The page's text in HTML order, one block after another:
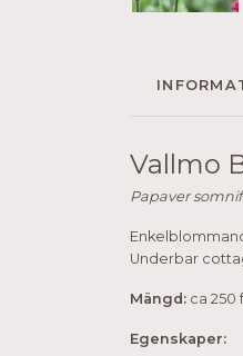
Vallmo
Papaver
Underbar
Mängd: ca 250
Egenskaper: